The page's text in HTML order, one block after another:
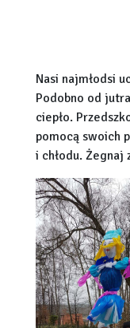
Nasi najmłodsi
Podobno od
ciepło.
pomocą swoich
i chłodu.